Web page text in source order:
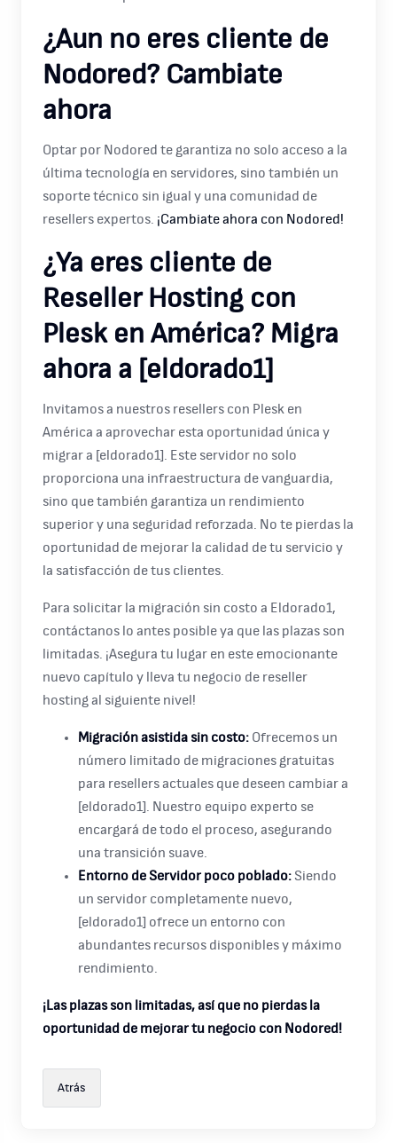
¿Aun no eres cliente de
Nodored? Cambiate
ahora
Optar por Nodored te garantiza no solo acceso a la
última tecnología en servidores, sino también un
soporte técnico sin igual y una comunidad de
resellers expertos. ¡Cambiate ahora con Nodored!
¿Ya eres cliente de
Reseller Hosting con
Plesk en América? Migra
ahora a [eldorado1]
Invitamos a nuestros resellers con Plesk en
América a aprovechar esta oportunidad única y
migrar a [eldorado1]. Este servidor no solo
proporciona una infraestructura de vanguardia,
sino que también garantiza un rendimiento
superior y una seguridad reforzada. No te pierdas la
oportunidad de mejorar la calidad de tu servicio y
la satisfacción de tus clientes.
Para solicitar la migración sin costo a Eldorado1,
contáctanos lo antes posible ya que las plazas son
limitadas. ¡Asegura tu lugar en este emocionante
nuevo capítulo y lleva tu negocio de reseller
hosting al siguiente nivel!
Migración asistida sin costo: Ofrecemos un
número limitado de migraciones gratuitas
para resellers actuales que deseen cambiar a
[eldorado1]. Nuestro equipo experto se
encargará de todo el proceso, asegurando
una transición suave.
Entorno de Servidor poco poblado: Siendo
un servidor completamente nuevo,
[eldorado1] ofrece un entorno con
abundantes recursos disponibles y máximo
rendimiento.
¡Las plazas son limitadas, así que no pierdas la
oportunidad de mejorar tu negocio con Nodored!
Atrás